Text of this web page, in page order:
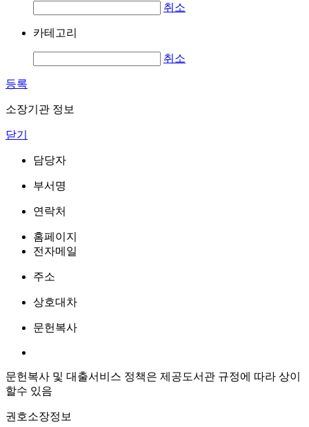
취소
카테고리
취소
등록
소장기관 정보
닫기
담당자
부서명
연락처
홈페이지
전자메일
주소
상호대차
문헌복사
문헌복사 및 대출서비스 정책은 제공도서관 규정에 따라 상이
할수 있음
권호소장정보